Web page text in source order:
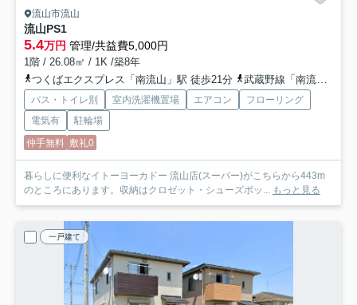
流山市流山
流山PS1
5.4万円 管理/共益費5,000円
1階 / 26.08㎡ / 1K /築8年
つくばエクスプレス「南流山」駅 徒歩21分
武蔵野線「南流山」駅 徒歩21分
バス・トイレ別 室内洗濯機置場 エアコン
フローリング
電気有
駐輪場
仲手無料 敷礼0
暮らしに便利なイトーヨーカドー 流山店(スーパー)がこちらから443m
のところにあります。収納はクロゼット・シューズボッ... もっと見る
一戸建て